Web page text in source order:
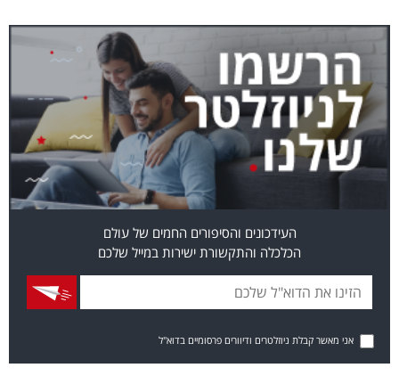
העידכונים והסיפורים החמים של עולם
הכלכלה והתקשורת ישירות במייל שלכם
אני מאשר קבלת ניוזלטרים ודיוורים פרסומיים בדוא"ל